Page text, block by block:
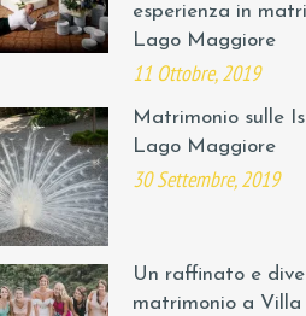
esperienza in
Lago Maggiore
11 Ottobre, 2019
Matrimonio sulle
Lago Maggiore
30 Settembre, 2019
Un raffinato e
matrimonio a